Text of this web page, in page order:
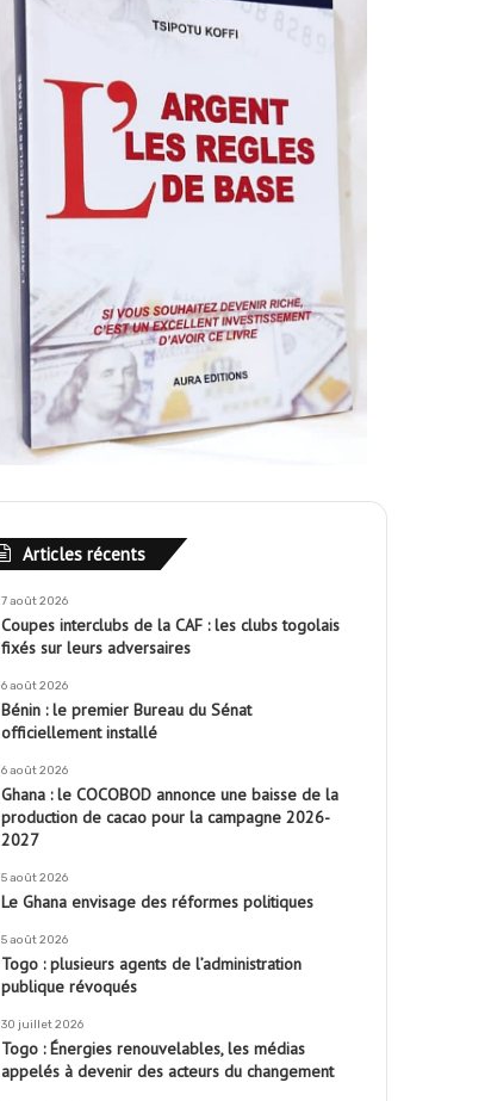
Articles récents
7 août 2026
Coupes interclubs de la CAF : les clubs togolais
fixés sur leurs adversaires
6 août 2026
Bénin : le premier Bureau du Sénat
officiellement installé
6 août 2026
Ghana : le COCOBOD annonce une baisse de la
production de cacao pour la campagne 2026-
2027
5 août 2026
Le Ghana envisage des réformes politiques
5 août 2026
Togo : plusieurs agents de l’administration
publique révoqués
30 juillet 2026
Togo : Énergies renouvelables, les médias
appelés à devenir des acteurs du changement